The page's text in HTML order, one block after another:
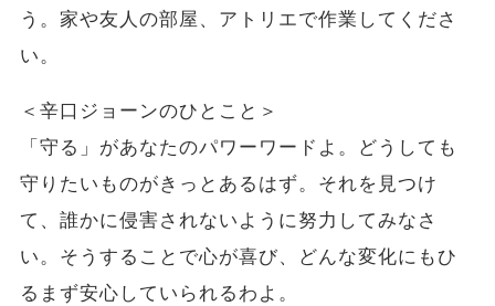
う。家や友人の部屋、アトリエで作業してくださ
い。
＜辛口ジョーンのひとこと＞
「守る」があなたのパワーワードよ。どうしても
守りたいものがきっとあるはず。それを見つけ
て、誰かに侵害されないように努力してみなさ
い。そうすることで心が喜び、どんな変化にもひ
るまず安心していられるわよ。